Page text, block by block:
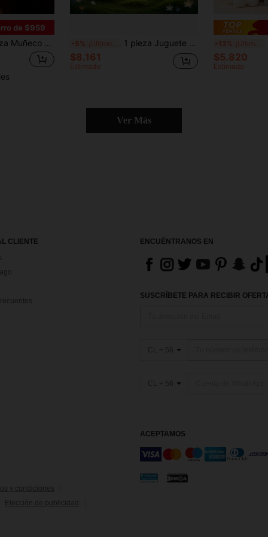
de $959
para niños | Regalo de cumpleaños curativo para niños, niñas y amigos | Decoración de almohada de peluche para el hogar | Perfecto para el Día de San Valentín, Navidad y otras festividades -5% ¡Últimos 3 días 1 pieza Juguete de peluche de la familia Bluey y Bingo de 50cm/19.68 pulgadas - Animales de peluche de perro de dibujos animados, muñecos de peluche suaves, muy adecuados para festivales, fans y regalos, regalos perfectos para fiestas y vacaciones, juguetes de carnaval
$8.161
Estimado
-13% ¡Últimos 3 días
$5.820
Estimado
Ver Más
CLIENTE
ENCUÉNTRANOS EN
SUSCRÍBETE PARA RECIBIR
CL + 56
CL + 56
ACEPTAMOS
y condiciones
Elección de publicidad